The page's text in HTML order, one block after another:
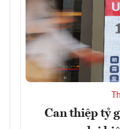
Can thiệp tỷ